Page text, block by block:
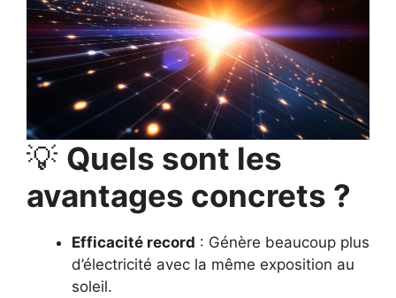
💡 Quels sont les
avantages concrets ?
Efficacité record : Génère beaucoup plus
d’électricité avec la même exposition au
soleil.